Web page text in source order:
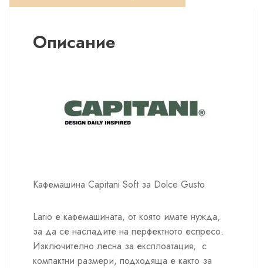
Описание
Кафемашина Capitani Soft за Dolce Gusto
Lario е кафемашината, от която имате нужда,
за да се насладите на перфектното еспресо.
Изключително лесна за експлоатация, с
компактни размери, подходяща е както за